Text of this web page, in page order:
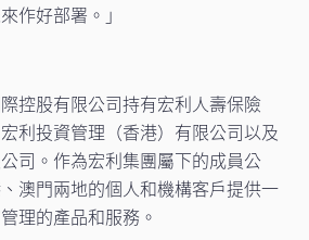
作好部署。」
控股有限公司持有宏利人壽保險
宏利投資管理（香港）有限公司以及
司。作為宏利集團屬下的成員公
澳門兩地的個人和機構客戶提供一
理的產品和服務。